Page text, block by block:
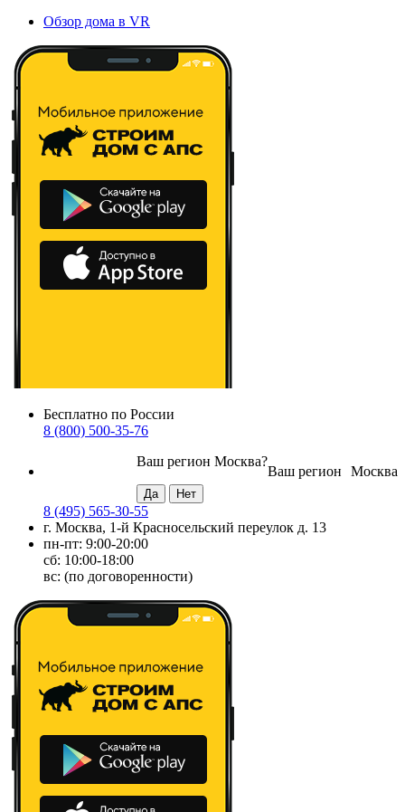
Обзор дома в VR
Бесплатно по России
8 (800) 500-35-76
Москва
Ваш регион
Ваш регион Москва?
8 (495) 565-30-55
г. Москва, 1-й Красносельский переулок д. 13
пн-пт: 9:00-20:00
сб: 10:00-18:00
вс: (по договоренности)